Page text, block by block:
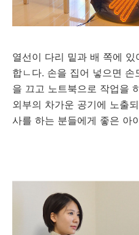
열선이 다리 밑과 배 쪽에
합ㄴ다. 손을 집어 넣으면
을 끄고 노트북으로 작업을
외부의 차가운 공기에 노출
사를 하는 분들에게 좋은 아